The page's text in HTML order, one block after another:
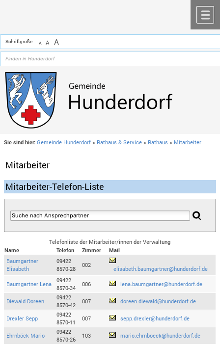
Schriftgröße A A A
Sie sind hier: Gemeinde Hunderdorf > Rathaus & Service > Rathaus > Mitarbeiter
Mitarbeiter
Mitarbeiter-Telefon-Liste
Telefonliste der Mitarbeiter/innen der Verwaltung
Name
Telefon Zimmer
Mail
Baumgartner
Elisabeth
09422
8570-28
002
elisabeth.baumgartner@hunderdorf.de
Baumgartner Lena
09422
8570-34
006 lena.baumgartner@hunderdorf.de
Diewald Doreen
09422
8570-42
007 doreen.diewald@hunderdorf.de
Drexler Sepp
09422
8570-11
007 sepp.drexler@hunderdorf.de
Ehrnböck Mario
09422
8570-26
103 mario.ehrnboeck@hunderdorf.de